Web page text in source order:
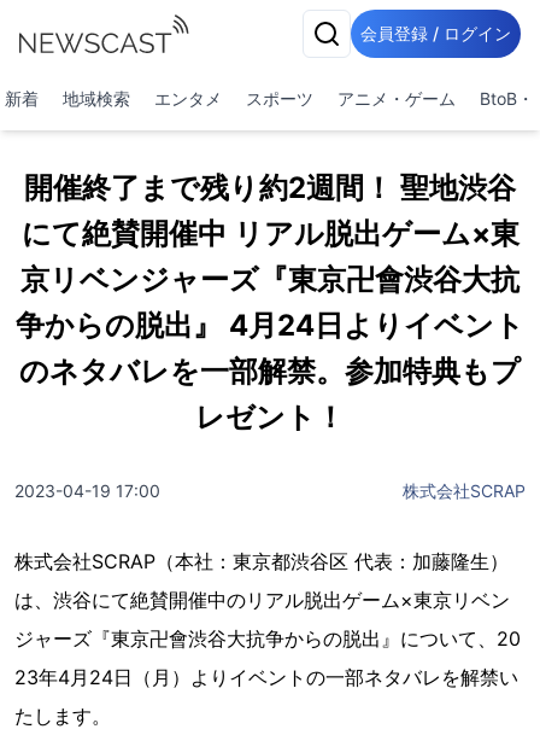
会員登録 / ログイン
新着 地域検索 エンタメ スポーツ アニメ・ゲーム BtoB・
開催終了まで残り約2週間！ 聖地渋谷
にて絶賛開催中 リアル脱出ゲーム×東
京リベンジャーズ『東京卍會渋谷大抗
争からの脱出』 4月24日よりイベント
のネタバレを一部解禁。参加特典もプ
レゼント！
2023-04-19 17:00 株式会社SCRAP
株式会社SCRAP（本社：東京都渋谷区 代表：加藤隆生）
は、渋谷にて絶賛開催中のリアル脱出ゲーム×東京リベン
ジャーズ『東京卍會渋谷大抗争からの脱出』について、20
23年4月24日（月）よりイベントの一部ネタバレを解禁い
たします。